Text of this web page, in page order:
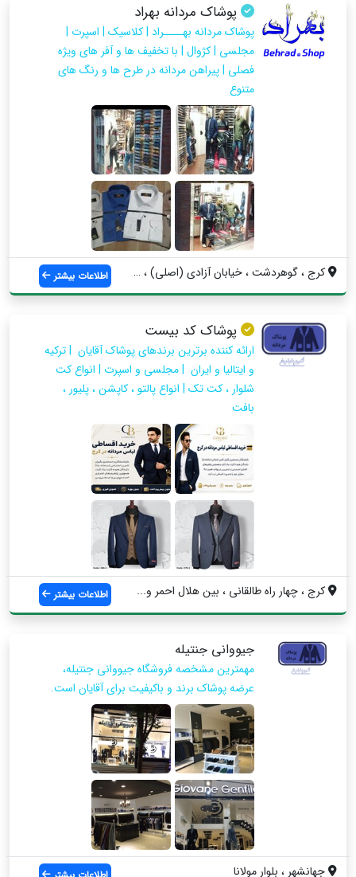
پوشاک مردانه بهراد
پوشاک مردانه بهــــراد | کلاسیک | اسپرت |
مجلسی | کژوال | با تخفیف ها و آفر های ویژه
فصلی | پیراهن مردانه در طرح ها و رنگ های
متنوع
کرج ، گوهردشت ، خیابان آزادی (اصلی) ، بی... اطلاعات بیشتر
پوشاک کد بیست
ارائه کننده برترین برندهای پوشاک آقایان | ترکیه
و ایتالیا و ایران | مجلسی و اسپرت | انواع کت
شلوار ، کت تک | انواع پالتو ، کاپشن ، پلیور ،
بافت
كرج ، چهار راه طالقاني ، بين هلال احمر و... اطلاعات بیشتر
جیووانی جنتیله
مهمترین مشخصه فروشگاه جیووانی جنتیله،
عرضه پوشاک برند و باکیفیت برای آقایان است.
جهانشهر ، بلوار مولانا